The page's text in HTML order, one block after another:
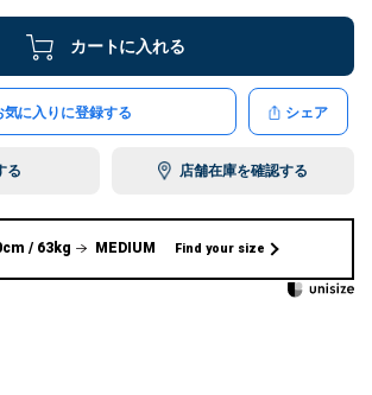
カートに入れる
気に入りに登録する シェア
る 店舗在庫を確認する
/ 63kg MEDIUM Find your size